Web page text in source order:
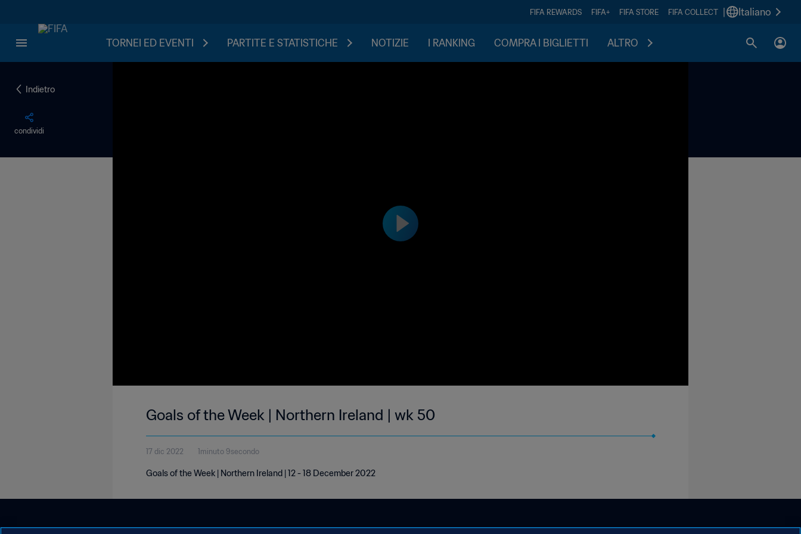
FIFA REWARDS FIFA+ FIFA STORE FIFA COLLECT Italiano
TORNEI ED EVENTI PARTITE E STATISTICHE NOTIZIE I RANKING COMPRA I BIGLIETTI ALTRO
Indietro
condividi
Goals of the Week | Northern Ireland | wk 50
17 dic 2022 1minuto 9secondo
Goals of the Week | Northern Ireland | 12 - 18 December 2022